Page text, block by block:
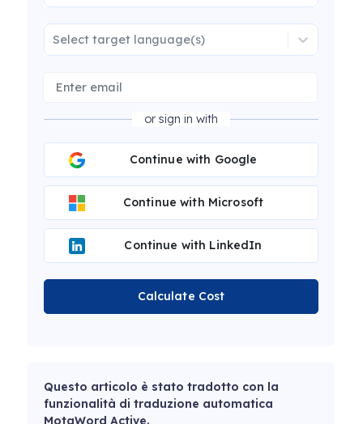
Select target language(s)
or sign in with
Continue with Google
Continue with Microsoft
Continue with LinkedIn
Calculate Cost
Questo articolo è stato tradotto con la
funzionalità di traduzione automatica
MotaWord Active.